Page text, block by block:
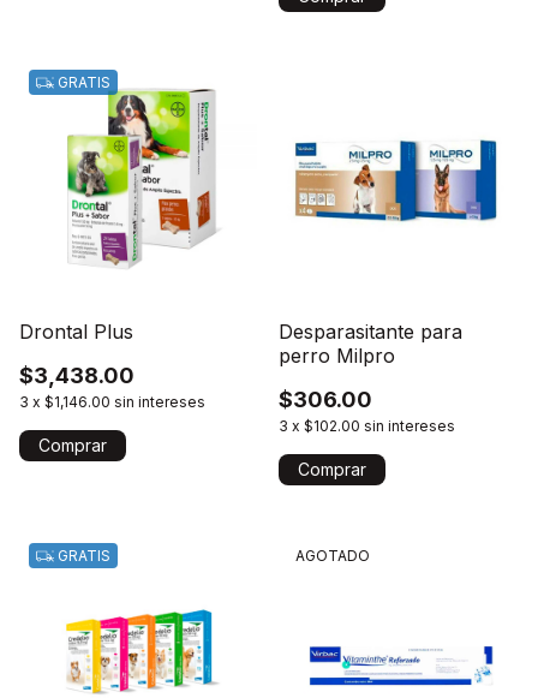
GRATIS
Drontal Plus
$3,438.00
3 x $1,146.00 sin intereses
Comprar
Desparasitante para
perro Milpro
$306.00
3 x $102.00 sin intereses
Comprar
GRATIS AGOTADO